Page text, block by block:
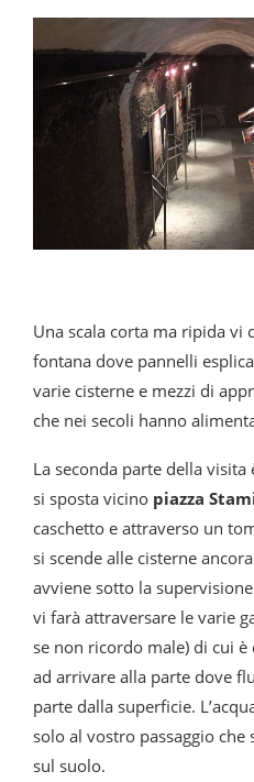
Una scala corta ma ripida vi
fontana dove pannelli
varie cisterne e mezzi di
che nei secoli hanno
La seconda parte della
si sposta vicino piazza
caschetto e attraverso un
si scende alle cisterne
avviene sotto la
vi farà attraversare le varie
se non ricordo male) di cui
ad arrivare alla parte dove
parte dalla superficie.
solo al vostro passaggio
sul suolo.